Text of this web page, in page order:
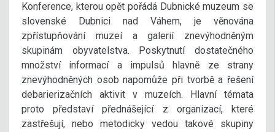
Konference, kterou opět pořádá Dubnické muzeum se
slovenské Dubnici nad Váhem, je věnována
zpřístupňování muzeí a galerií znevýhodněným
skupinám obyvatelstva. Poskytnutí dostatečného
množství informací a impulsů hlavně ze strany
znevýhodněných osob napomůže při tvorbě a řešení
debarierizačních aktivit v muzeích. Hlavní témata
proto představí přednášející z organizací, které
zastřešují, nebo metodicky vedou takové skupiny